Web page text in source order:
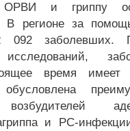
и гриппу
В регионе за
092 заболевших.
время имеет
и РС-